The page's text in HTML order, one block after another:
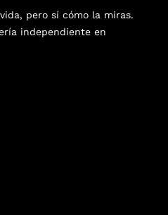
pero sí cómo la miras.
independiente en